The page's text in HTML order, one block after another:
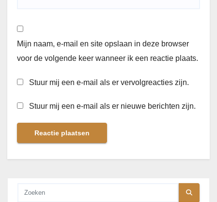
Mijn naam, e-mail en site opslaan in deze browser
voor de volgende keer wanneer ik een reactie plaats.
Stuur mij een e-mail als er vervolgreacties zijn.
Stuur mij een e-mail als er nieuwe berichten zijn.